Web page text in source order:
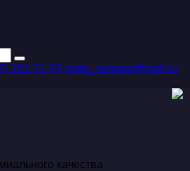
151-71-74 voda_samara@mail.ru
качества